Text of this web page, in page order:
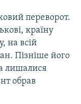
переворот.
країну
на всій
Пізніше його
лишалися
обрав